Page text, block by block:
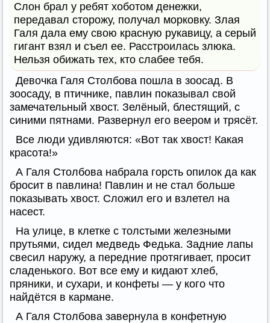
Слон брал у ребят хоботом денежки,
передавал сторожу, получал морковку. Злая
Галя дала ему свою красную рукавицу, а серый
гигант взял и съел ее. Расстроилась злюка.
Нельзя обижать тех, кто слабее тебя.
Девочка Галя Столбова пошла в зоосад. В
зоосаду, в птичнике, павлин показывал свой
замечательный хвост. Зелёный, блестящий, с
синими пятнами. Развернул его веером и трясёт.
Все люди удивляются: «Вот так хвост! Какая
красота!»
А Галя Столбова набрала горсть опилок да как
бросит в павлина! Павлин и не стал больше
показывать хвост. Сложил его и взлетел на
насест.
На улице, в клетке с толстыми железными
прутьями, сидел медведь Федька. Задние лапы
свесил наружу, а передние протягивает, просит
сладенького. Вот все ему и кидают хлеб,
пряники, и сухари, и конфеты — у кого что
найдётся в кармане.
А Галя Столбова завернула в конфетную